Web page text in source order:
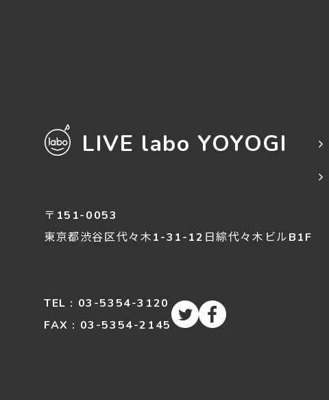
LIVE labo YOYOGI
〒151-0053
東京都渋谷区代々木1-31-12 日綜代々木ビルB1F
TEL : 03-5354-3120
FAX : 03-5354-2145